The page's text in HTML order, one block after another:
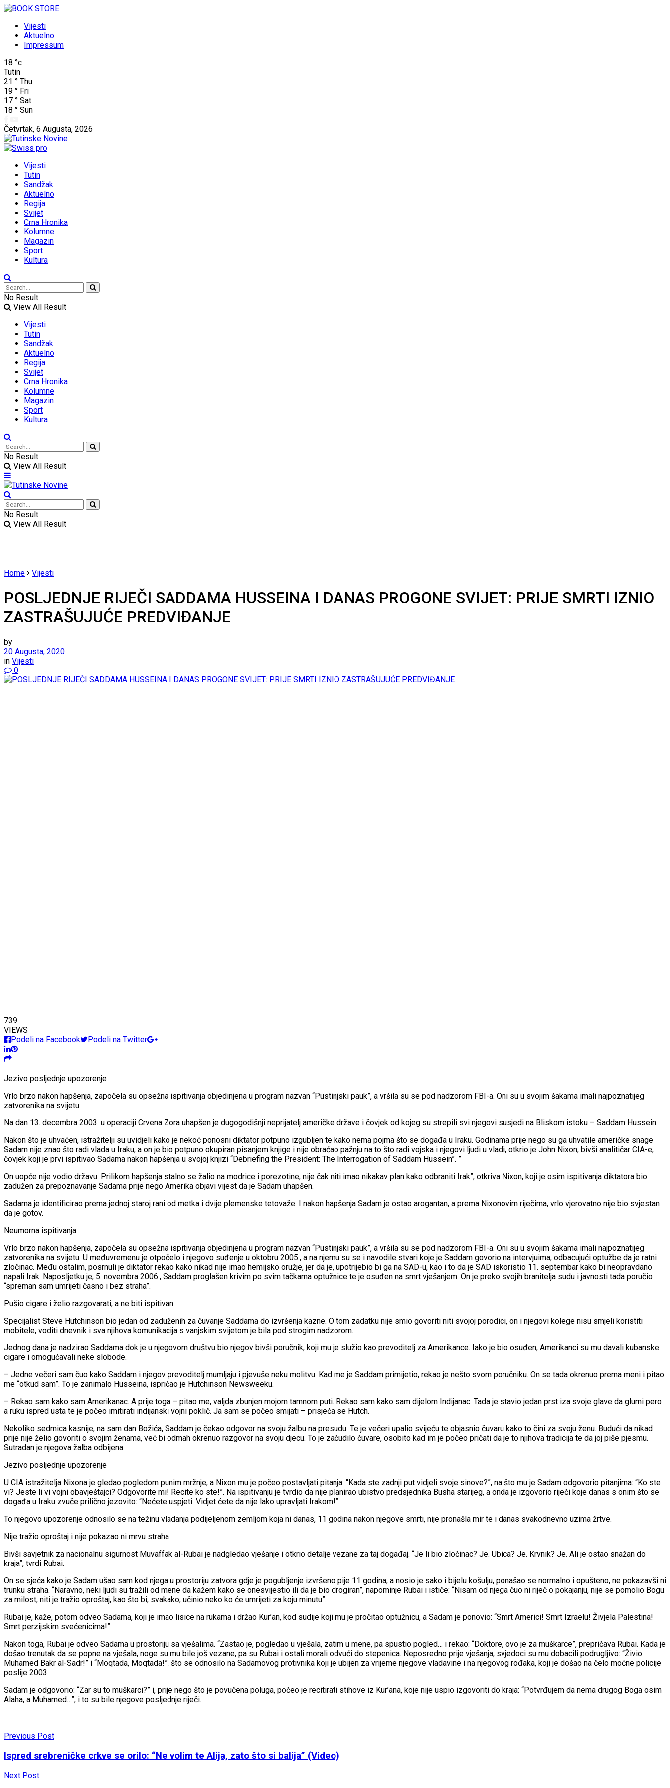
Vijesti
Aktuelno
Impressum
18 °c
Tutin
21 ° Thu
19 ° Fri
17 ° Sat
18 ° Sun
Četvrtak, 6 Augusta, 2026
Vijesti
Tutin
Sandžak
Aktuelno
Regija
Svijet
Crna Hronika
Kolumne
Magazin
Sport
Kultura
No Result
View All Result
Vijesti
Tutin
Sandžak
Aktuelno
Regija
Svijet
Crna Hronika
Kolumne
Magazin
Sport
Kultura
No Result
View All Result
No Result
View All Result
Home Vijesti
POSLJEDNJE RIJEČI SADDAMA HUSSEINA I DANAS PROGONE SVIJET: PRIJE SMRTI IZNIO
ZASTRAŠUJUĆE PREDVIĐANJE
by
20 Augusta, 2020
in Vijesti
0
739
VIEWS
Podeli na Facebook
Podeli na Twitter
Jezivo posljednje upozorenje
Vrlo brzo nakon hapšenja, započela su opsežna ispitivanja objedinjena u program nazvan “Pustinjski pauk”, a vršila su se pod nadzorom FBI-a. Oni su u svojim šakama imali najpoznatijeg
zatvorenika na svijetu
Na dan 13. decembra 2003. u operaciji Crvena Zora uhapšen je dugogodišnji neprijatelj američke države i čovjek od kojeg su strepili svi njegovi susjedi na Bliskom istoku – Saddam Hussein.
Nakon što je uhvaćen, istražitelji su uvidjeli kako je nekoć ponosni diktator potpuno izgubljen te kako nema pojma što se događa u Iraku. Godinama prije nego su ga uhvatile američke snage
Sadam nije znao što radi vlada u Iraku, a on je bio potpuno okupiran pisanjem knjige i nije obraćao pažnju na to što radi vojska i njegovi ljudi u vladi, otkrio je John Nixon, bivši analitičar CIA-e,
čovjek koji je prvi ispitivao Sadama nakon hapšenja u svojoj knjizi “Debriefing the President: The Interrogation of Saddam Hussein”. ”
On uopće nije vodio državu. Prilikom hapšenja stalno se žalio na modrice i porezotine, nije čak niti imao nikakav plan kako odbraniti Irak”, otkriva Nixon, koji je osim ispitivanja diktatora bio
zadužen za prepoznavanje Sadama prije nego Amerika objavi vijest da je Sadam uhapšen.
Sadama je identificirao prema jednoj staroj rani od metka i dvije plemenske tetovaže. I nakon hapšenja Sadam je ostao arogantan, a prema Nixonovim riječima, vrlo vjerovatno nije bio svjestan
da je gotov.
Neumorna ispitivanja
Vrlo brzo nakon hapšenja, započela su opsežna ispitivanja objedinjena u program nazvan “Pustinjski pauk”, a vršila su se pod nadzorom FBI-a. Oni su u svojim šakama imali najpoznatijeg
zatvorenika na svijetu. U međuvremenu je otpočelo i njegovo suđenje u oktobru 2005., a na njemu su se i navodile stvari koje je Saddam govorio na intervjuima, odbacujući optužbe da je ratni
zločinac. Među ostalim, posrnuli je diktator rekao kako nikad nije imao hemijsko oružje, jer da je, upotrijebio bi ga na SAD-u, kao i to da je SAD iskoristio 11. septembar kako bi neopravdano
napali Irak. Naposljetku je, 5. novembra 2006., Saddam proglašen krivim po svim tačkama optužnice te je osuđen na smrt vješanjem. On je preko svojih branitelja sudu i javnosti tada poručio
“spreman sam umrijeti časno i bez straha”.
Pušio cigare i želio razgovarati, a ne biti ispitivan
Specijalist Steve Hutchinson bio jedan od zaduženih za čuvanje Saddama do izvršenja kazne. O tom zadatku nije smio govoriti niti svojoj porodici, on i njegovi kolege nisu smjeli koristiti
mobitele, voditi dnevnik i sva njihova komunikacija s vanjskim svijetom je bila pod strogim nadzorom.
Jednog dana je nadzirao Saddama dok je u njegovom društvu bio njegov bivši poručnik, koji mu je služio kao prevoditelj za Amerikance. Iako je bio osuđen, Amerikanci su mu davali kubanske
cigare i omogućavali neke slobode.
– Jedne večeri sam čuo kako Saddam i njegov prevoditelj mumljaju i pjevuše neku molitvu. Kad me je Saddam primijetio, rekao je nešto svom poručniku. On se tada okrenuo prema meni i pitao
me “otkud sam”. To je zanimalo Husseina, ispričao je Hutchinson Newsweeku.
– Rekao sam kako sam Amerikanac. A prije toga – pitao me, valjda zbunjen mojom tamnom puti. Rekao sam kako sam dijelom Indijanac. Tada je stavio jedan prst iza svoje glave da glumi pero
a ruku ispred usta te je počeo imitirati indijanski vojni poklič. Ja sam se počeo smijati – prisjeća se Hutch.
Nekoliko sedmica kasnije, na sam dan Božića, Saddam je čekao odgovor na svoju žalbu na presudu. Te je večeri upalio svijeću te objasnio čuvaru kako to čini za svoju ženu. Budući da nikad
prije nije želio govoriti o svojim ženama, već bi odmah okrenuo razgovor na svoju djecu. To je začudilo čuvare, osobito kad im je počeo pričati da je to njihova tradicija te da joj piše pjesmu.
Sutradan je njegova žalba odbijena.
Jezivo posljednje upozorenje
U CIA istražitelja Nixona je gledao pogledom punim mržnje, a Nixon mu je počeo postavljati pitanja: “Kada ste zadnji put vidjeli svoje sinove?”, na što mu je Sadam odgovorio pitanjima: “Ko ste
vi? Jeste li vi vojni obavještajci? Odgovorite mi! Recite ko ste!”. Na ispitivanju je tvrdio da nije planirao ubistvo predsjednika Busha starijeg, a onda je izgovorio riječi koje danas s onim što se
događa u Iraku zvuče prilično jezovito: “Nećete uspjeti. Vidjet ćete da nije lako upravljati Irakom!”.
To njegovo upozorenje odnosilo se na težinu vladanja podijeljenom zemljom koja ni danas, 11 godina nakon njegove smrti, nije pronašla mir te i danas svakodnevno uzima žrtve.
Nije tražio oproštaj i nije pokazao ni mrvu straha
Bivši savjetnik za nacionalnu sigurnost Muvaffak al-Rubai je nadgledao vješanje i otkrio detalje vezane za taj događaj. “Je li bio zločinac? Je. Ubica? Je. Krvnik? Je. Ali je ostao snažan do
kraja”, tvrdi Rubai.
On se sjeća kako je Sadam ušao sam kod njega u prostoriju zatvora gdje je pogubljenje izvršeno pije 11 godina, a nosio je sako i bijelu košulju, ponašao se normalno i opušteno, ne pokazavši ni
trunku straha. “Naravno, neki ljudi su tražili od mene da kažem kako se onesvijestio ili da je bio drogiran”, napominje Rubai i ističe: “Nisam od njega čuo ni riječ o pokajanju, nije se pomolio Bogu
za milost, niti je tražio oproštaj, kao što bi, svakako, učinio neko ko će umrijeti za koju minutu”.
Rubai je, kaže, potom odveo Sadama, koji je imao lisice na rukama i držao Kur’an, kod sudije koji mu je pročitao optužnicu, a Sadam je ponovio: “Smrt Americi! Smrt Izraelu! Živjela Palestina!
Smrt perzijskim svećenicima!”
Nakon toga, Rubai je odveo Sadama u prostoriju sa vješalima. “Zastao je, pogledao u vješala, zatim u mene, pa spustio pogled… i rekao: “Doktore, ovo je za muškarce”, prepričava Rubai. Kada je
došao trenutak da se popne na vješala, noge su mu bile još vezane, pa su Rubai i ostali morali odvući do stepenica. Neposredno prije vješanja, svjedoci su mu dobacili podrugljivo: “Živio
Muhamed Bakr al-Sadr!” i “Moqtada, Moqtada!”, što se odnosilo na Sadamovog protivnika koji je ubijen za vrijeme njegove vladavine i na njegovog rođaka, koji je došao na čelo moćne policije
poslije 2003.
Sadam je odgovorio: “Zar su to muškarci?” i, prije nego što je povučena poluga, počeo je recitirati stihove iz Kur’ana, koje nije uspio izgovoriti do kraja: “Potvrđujem da nema drugog Boga osim
Alaha, a Muhamed…”, i to su bile njegove posljednje riječi.
Previous Post
Ispred srebreničke crkve se orilo: “Ne volim te Alija, zato što si balija” (Video)
Next Post